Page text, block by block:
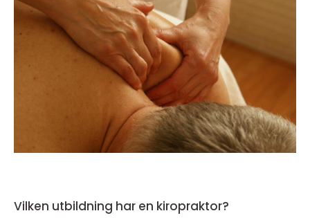
Vilken utbildning har en kiropraktor?